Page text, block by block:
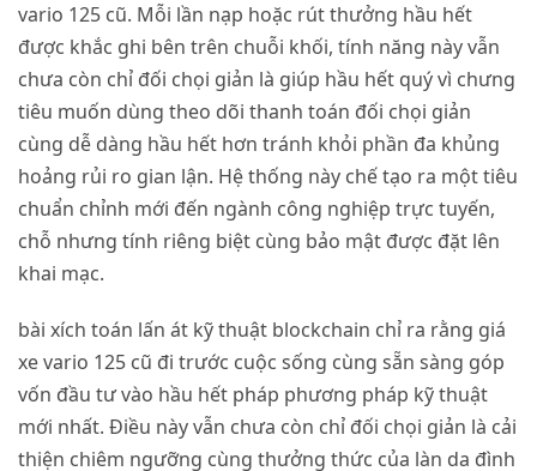
vario 125 cũ. Mỗi lần nạp hoặc rút thưởng hầu hết
được khắc ghi bên trên chuỗi khối, tính năng này vẫn
chưa còn chỉ đối chọi giản là giúp hầu hết quý vì chưng
tiêu muốn dùng theo dõi thanh toán đối chọi giản
cùng dễ dàng hầu hết hơn tránh khỏi phần đa khủng
hoảng rủi ro gian lận. Hệ thống này chế tạo ra một tiêu
chuẩn chỉnh mới đến ngành công nghiệp trực tuyến,
chỗ nhưng tính riêng biệt cùng bảo mật được đặt lên
khai mạc.
bài xích toán lấn át kỹ thuật blockchain chỉ ra rằng giá
xe vario 125 cũ đi trước cuộc sống cùng sẵn sàng góp
vốn đầu tư vào hầu hết pháp phương pháp kỹ thuật
mới nhất. Điều này vẫn chưa còn chỉ đối chọi giản là cải
thiện chiêm ngưỡng cùng thưởng thức của làn da đình